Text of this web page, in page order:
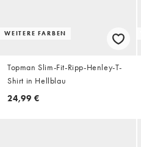
WEITERE FARBEN
Topman Slim-Fit-Ripp-Henley-T-
Shirt in Hellblau
24,99 €